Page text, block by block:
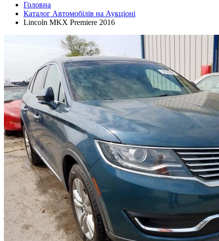
Головна
Каталог Автомобілів на Аукціоні
Lincoln MKX Premiere 2016